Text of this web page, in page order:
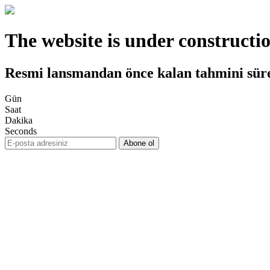
The website is under
Resmi lansmandan önce kalan tahmini
Gün
Saat
Dakika
Seconds